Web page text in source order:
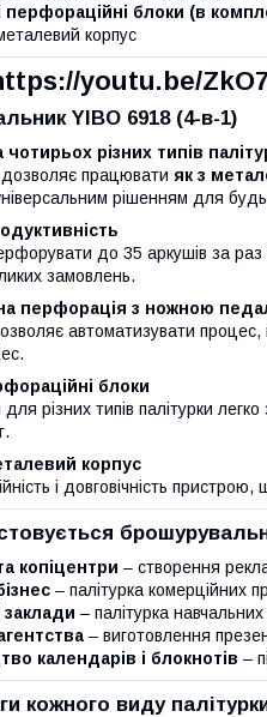
перфораційні блоки (в
корпус
youtu.be/
YIBO 6918 (4-в-1)
чотирьох різних типів
працювати як з
ніверсальним рішенням для
до 35 аркушів за
замовлень.
перфорація з ножною
автоматизувати
блоки
для різних типів палітурки
корпус
і довговічність
копіцентри – створення
– палітурка комерційних
заклади – палітурка
– виготовлення
календарів і блокнотів –
кожного виду